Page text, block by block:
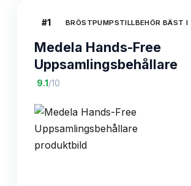
#1 BRÖSTPUMPSTILLBEHÖR BÄST I
Medela Hands-Free
Uppsamlingsbehållare
·9.1 /10